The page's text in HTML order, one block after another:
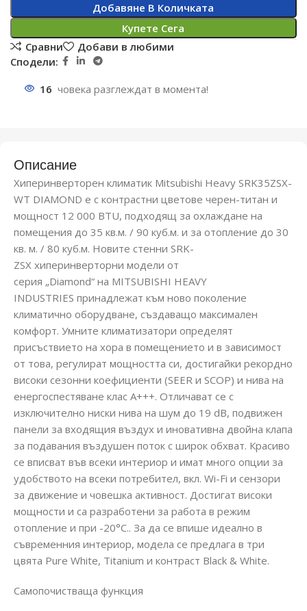
Добавяне В Количката
Купете Сега
Сравни
Добави в любими
Сподели:
16 човека разглеждат в момента!
Описание
Хиперинверторен климатик Mitsubishi Heavy SRK35ZSX-
WT DIAMOND е с контрастни цветове черен-титан и
мощност 12 000 BTU, подходящ за охлаждане на
помещения до 35 кв.м. / 90 куб.м. и за отопление до 30
кв. м. / 80 куб.м. Новите стенни SRK-
ZSX хиперинверторни модели от
серия „Diamond“ на MITSUBISHI HEAVY
INDUSTRIES принадлежат към ново поколение
климатично оборудване, създаващо максимален
комфорт. Умните климатизатори определят
присъствието на хора в помещението и в зависимост
от това, регулират мощността си, достигайки рекордно
високи сезонни коефициенти (SEER и SCOP) и нива на
енергоспестяване клас A+++. Отличават се с
изключително ниски нива на шум до 19 dB, подвижен
панели за входящия въздух и иновативна двойна клапа
за подавания въздушен поток с широк обхват. Красиво
се вписват във всеки интериор и имат много опции за
удобството на всеки потребител, вкл. Wi-Fi и сензори
за движение и човешка активност. Достигат високи
мощности и са разработени за работа в режим
отопление и при -20°C.. За да се впише идеално в
съвременния интериор, модела се предлага в три
цвята Pure White, Titanium и контраст Black & White.
Самопочистваща функция